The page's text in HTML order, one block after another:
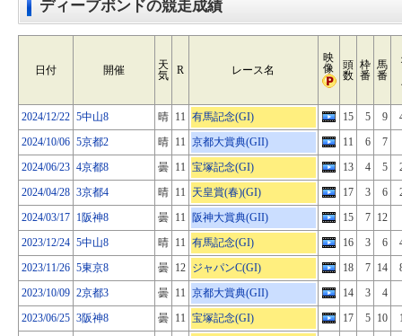
ディープボンドの競走成績
日付 開催
天
気
R レース名
映
像
頭
数
枠
番
馬
番
2024/12/22 5中山8 晴 11 有馬記念(GI) 15 5 9
2024/10/06 5京都2 晴 11 京都大賞典(GII) 11 6
7
2024/06/23 4京都8 曇 11 宝塚記念(GI) 13 4 5
2024/04/28 3京都4 晴 11 天皇賞(春)(GI) 17 3 6
2024/03/17 1阪神8 曇 11 阪神大賞典(GII) 15 7 12
2023/12/24 5中山8 晴 11 有馬記念(GI) 16 3 6
2023/11/26 5東京8 曇 12 ジャパンC(GI) 18 7 14
2023/10/09 2京都3 曇 11 京都大賞典(GII) 14 3
4
2023/06/25 3阪神8 曇 11 宝塚記念(GI) 17 5 10